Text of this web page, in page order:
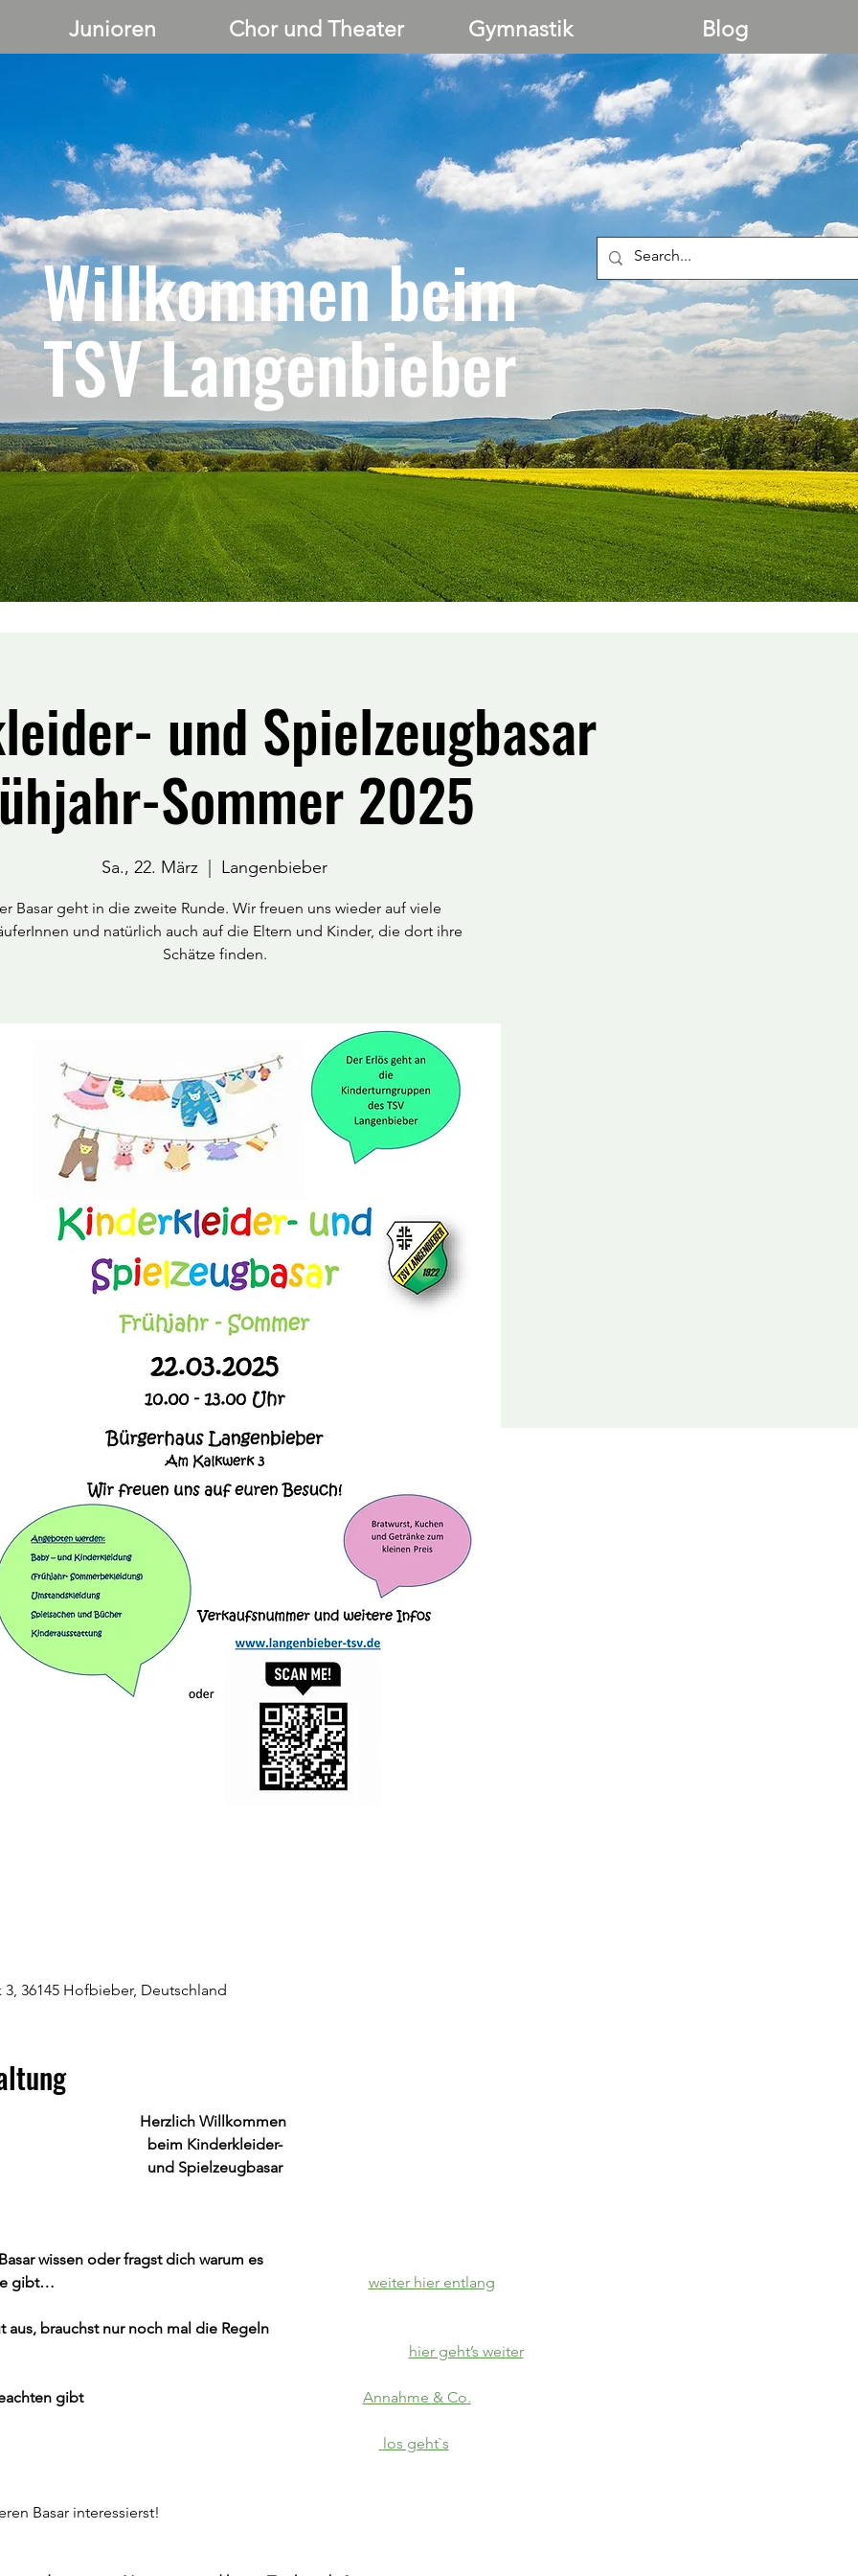
Junioren Chor und Theater Gymnastik Blog
Willkommen beim
TSV Langenbieber
und Spielzeugbasar
Sommer 2025
Sa., 22. März Langenbieber
Basar geht in die zweite Runde. Wir freuen uns wieder auf viele
und natürlich auch auf die Eltern und Kinder, die dort ihre
Schätze finden.
36145 Hofbieber, Deutschland
Herzlich Willkommen
beim Kinderkleider-
und Spielzeugbasar
Basar wissen oder fragst dich warum es
keine Tische gibt… weiter hier entlang
gut aus, brauchst nur noch mal die Regeln
hier geht’s weiter
gibt Annahme & Co.
du dich an los geht`s
Basar interessierst!